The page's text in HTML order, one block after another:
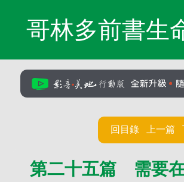
哥林多前書生
回目錄 上一篇
第二十五篇 需要